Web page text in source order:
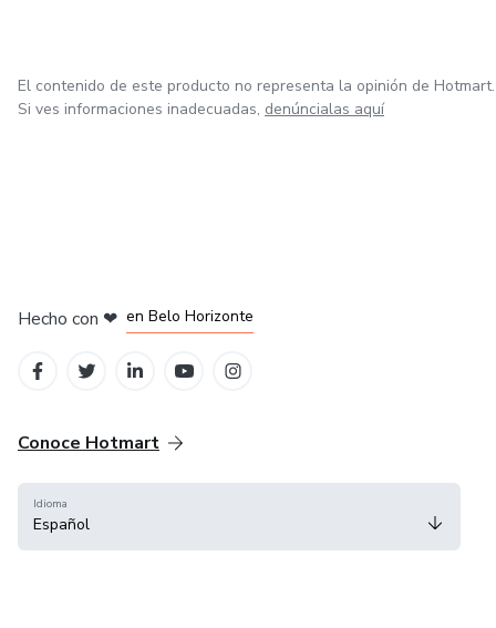
El contenido de este producto no representa la opinión de Hotmart.
Si ves informaciones inadecuadas, denúncialas aquí
Hecho con ❤ en Belo Horizonte
Conoce Hotmart
Idioma
Español